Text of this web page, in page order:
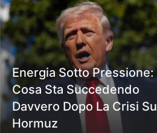
Energia Sotto Pressione:
Cosa Sta Succedendo
Davvero Dopo La Crisi Su
Hormuz